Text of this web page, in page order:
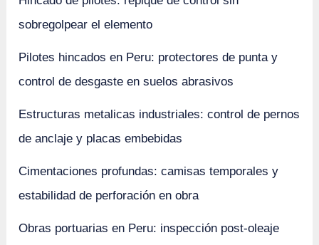
sobregolpear el elemento
Pilotes hincados en Peru: protectores de punta y
control de desgaste en suelos abrasivos
Estructuras metalicas industriales: control de pernos
de anclaje y placas embebidas
Cimentaciones profundas: camisas temporales y
estabilidad de perforación en obra
Obras portuarias en Peru: inspección post-oleaje